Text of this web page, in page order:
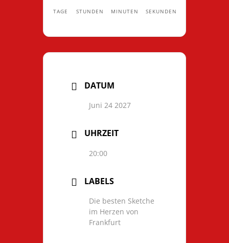
TAGE STUNDEN MINUTEN SEKUNDEN
DATUM
Juni 24 2027
UHRZEIT
20:00
LABELS
Die besten Sketche
im Herzen von
Frankfurt